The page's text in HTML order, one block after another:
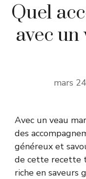
Quel
avec
mars
Avec un veau
des
généreux et
de cette recette
riche en saveurs